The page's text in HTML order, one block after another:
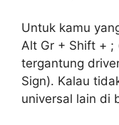
Untuk kamu
Alt Gr + Shift + ;
tergantung
Sign). Kalau
universal lain di